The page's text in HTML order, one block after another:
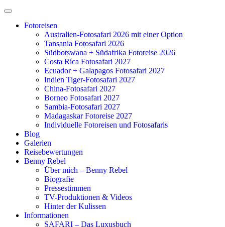
Zum
springenFotoreisen
Australien-Fotosafari 2026 mit einer Option
Tansania Fotosafari 2026
Südbotswana + Südafrika Fotoreise 2026
Costa Rica Fotosafari 2027
Ecuador + Galapagos Fotosafari 2027
Indien Tiger-Fotosafari 2027
China-Fotosafari 2027
Borneo Fotosafari 2027
Sambia-Fotosafari 2027
Madagaskar Fotoreise 2027
Individuelle Fotoreisen und Fotosafaris
Blog
Galerien
Reisebewertungen
Benny Rebel
Über mich – Benny Rebel
Biografie
Pressestimmen
TV-Produktionen & Videos
Hinter der Kulissen
Informationen
SAFARI – Das Luxusbuch